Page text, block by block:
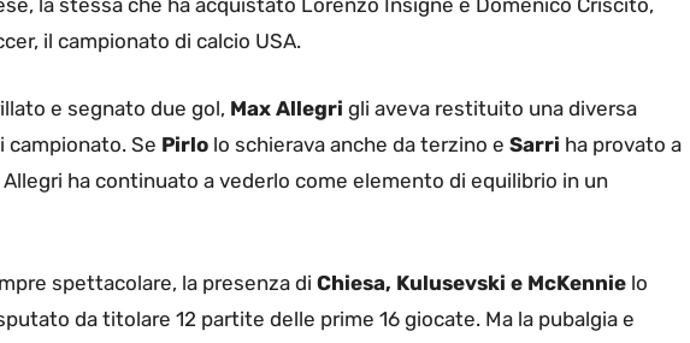
la stessa che ha acquistato Lorenzo Insigne e Domenico Criscito,
il campionato di calcio USA.
e segnato due gol, Max Allegri gli aveva restituito una diversa
campionato. Se Pirlo lo schierava anche da terzino e Sarri ha provato a
ha continuato a vederlo come elemento di equilibrio in un
spettacolare, la presenza di Chiesa, Kulusevski e McKennie lo
da titolare 12 partite delle prime 16 giocate. Ma la pubalgia e